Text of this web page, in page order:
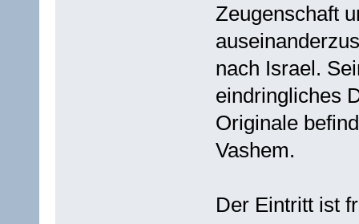
Zeugenschaft
nach Israel.
eindringliches
Originale
Vashem.
Der Eintritt ist